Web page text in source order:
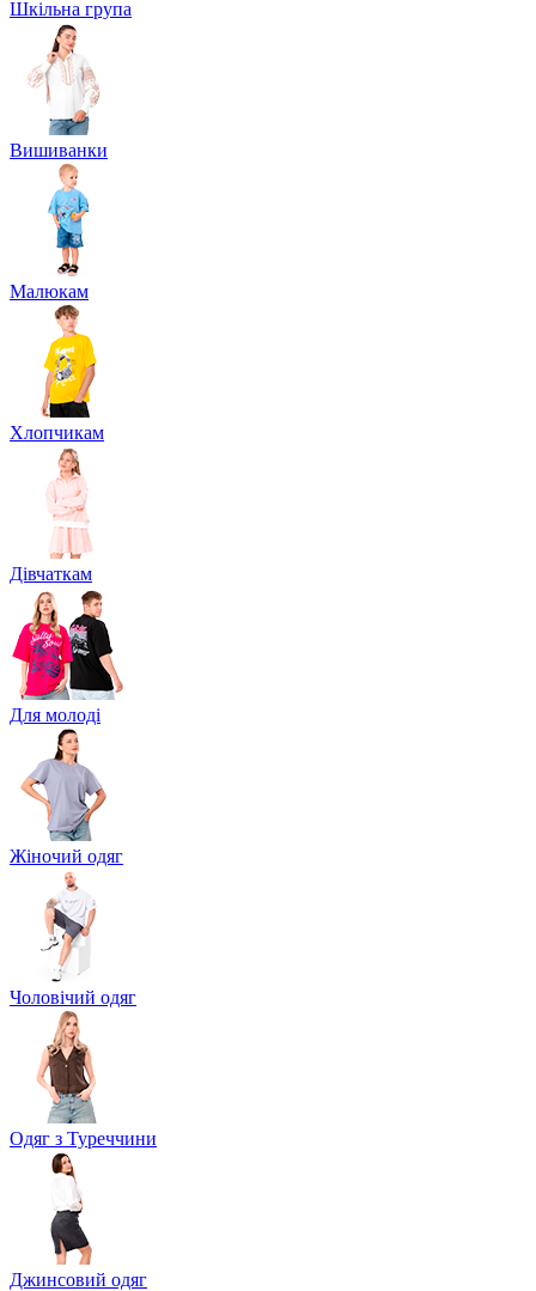
Шкільна група
Вишиванки
Малюкам
Хлопчикам
Дівчаткам
Для молоді
Жіночий одяг
Чоловічий одяг
Одяг з Туреччини
Джинсовий одяг